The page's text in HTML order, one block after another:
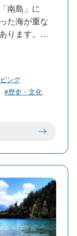
南島」に
た海が重な
ります。ま
て知られて
トンネル
た「ヒロベ
どを見るこ
ング
#歴史・文化